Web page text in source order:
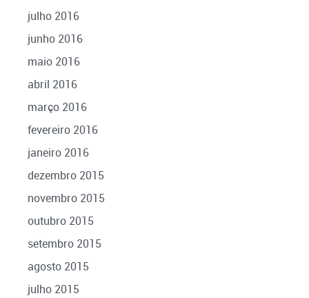
julho 2016
junho 2016
maio 2016
abril 2016
março 2016
fevereiro 2016
janeiro 2016
dezembro 2015
novembro 2015
outubro 2015
setembro 2015
agosto 2015
julho 2015